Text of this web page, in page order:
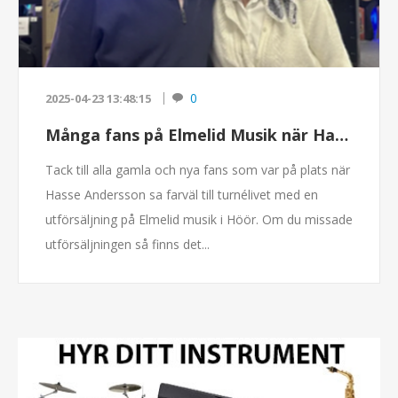
2025-04-23 13:48:15 0
Många fans på Elmelid Musik när Hasse tog farväl av alla sina prylar
Tack till alla gamla och nya fans som var på plats när
Hasse Andersson sa farväl till turnélivet med en
utförsäljning på Elmelid musik i Höör. Om du missade
utförsäljningen så finns det...